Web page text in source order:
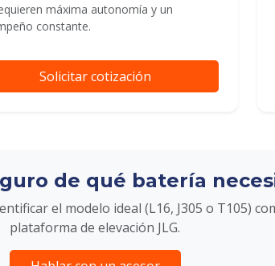
máxima autonomía y un
constante.
Solicitar cotización
de qué batería
el modelo ideal (L16, J305 o T105)
plataforma de elevación JLG.